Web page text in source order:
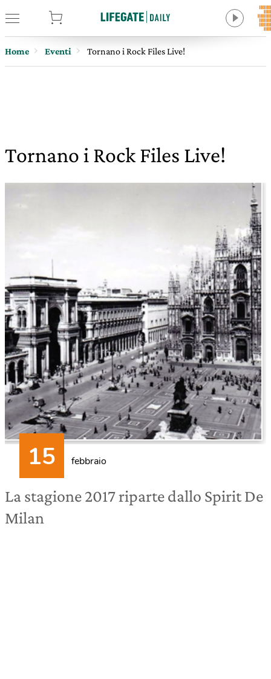
Home Eventi Tornano i Rock Files Live!
Tornano i Rock Files Live!
febbraio
La stagione 2017 riparte dallo Spirit De
Milan